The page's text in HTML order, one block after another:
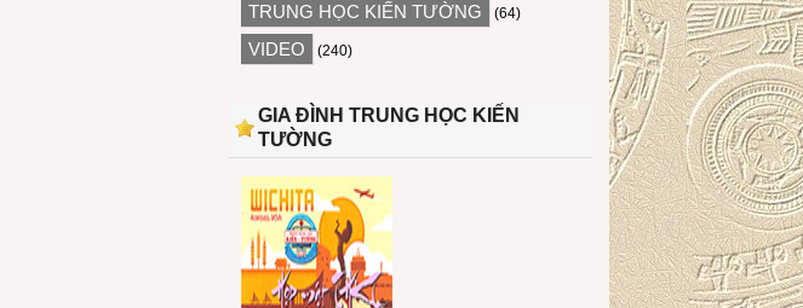
TRUNG HỌC KIẾN TƯỜNG (64)
VIDEO (240)
GIA ĐÌNH TRUNG HỌC KIẾN
TƯỜNG